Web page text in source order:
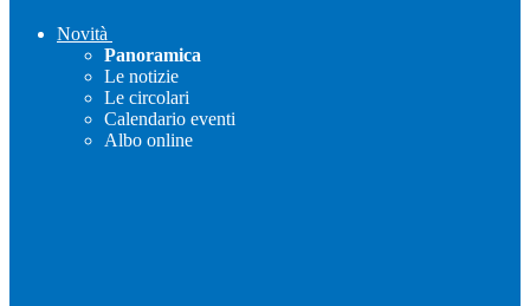
Novità
Panoramica
Le notizie
Le circolari
Calendario eventi
Albo online